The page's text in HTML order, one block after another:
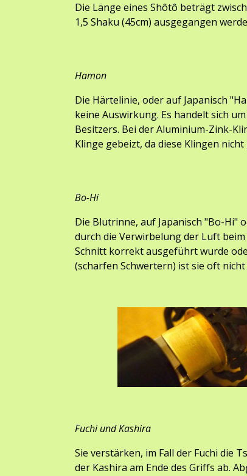
Die Länge eines Shôtô beträgt
1,5 Shaku (45cm) ausgegangen
Hamon
Die Härtelinie, oder auf Japanisch
keine Auswirkung. Es handelt sich
Besitzers. Bei der Aluminium-Zink-
Klinge gebeizt, da diese Klingen
Bo-Hi
Die Blutrinne, auf Japanisch "Bo-Hi"
durch die Verwirbelung der Luft
Schnitt korrekt ausgeführt wurde
(scharfen Schwertern) ist sie oft
Fuchi und Kashira
Sie verstärken, im Fall der Fuchi die
der Kashira am Ende des Griffs ab.